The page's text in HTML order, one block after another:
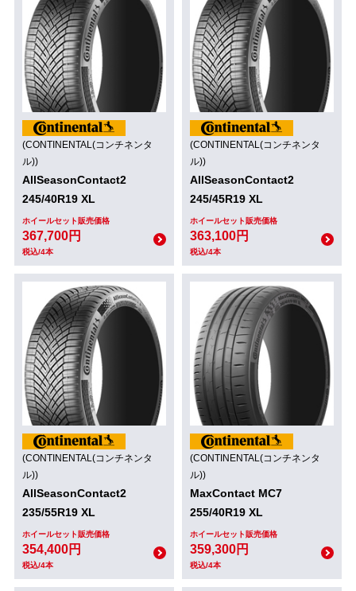
(CONTINENTAL(コンチネンタ
ル))
AllSeasonContact2
245/40R19 XL
ホイールセット販売価格
367,700円
税込/4本
(CONTINENTAL(コンチネンタ
ル))
AllSeasonContact2
245/45R19 XL
ホイールセット販売価格
363,100円
税込/4本
(CONTINENTAL(コンチネンタ
ル))
AllSeasonContact2
235/55R19 XL
ホイールセット販売価格
354,400円
税込/4本
(CONTINENTAL(コンチネンタ
ル))
MaxContact MC7
255/40R19 XL
ホイールセット販売価格
359,300円
税込/4本